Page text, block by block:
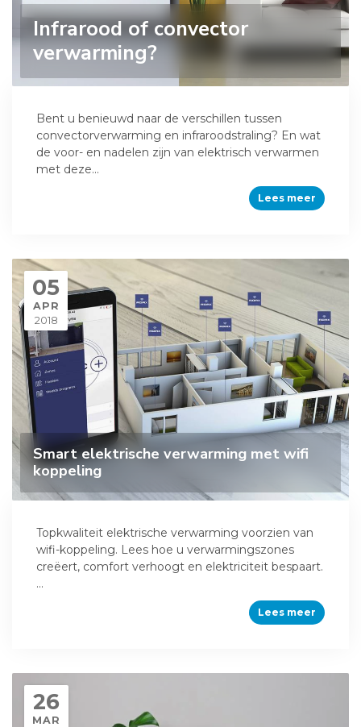
Infrarood of convector
verwarming?
Bent u benieuwd naar de verschillen tussen
convectorverwarming en infraroodstraling? En wat
de voor- en nadelen zijn van elektrisch verwarmen
met deze...
Lees meer
05
APR
2018
Smart elektrische verwarming met wifi
koppeling
Topkwaliteit elektrische verwarming voorzien van
wifi-koppeling. Lees hoe u verwarmingszones
creëert, comfort verhoogt en elektriciteit bespaart.
...
Lees meer
26
MAR